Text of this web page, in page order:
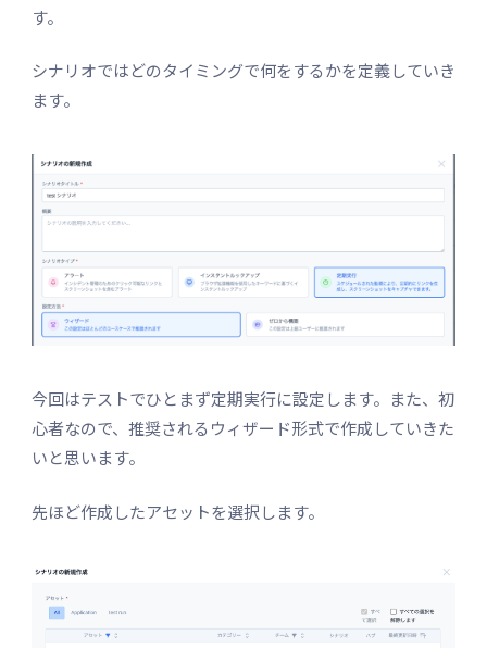
す。
シナリオではどのタイミングで何をするかを定義していき
ます。
今回はテストでひとまず定期実行に設定します。また、初
心者なので、推奨されるウィザード形式で作成していきた
いと思います。
先ほど作成したアセットを選択します。